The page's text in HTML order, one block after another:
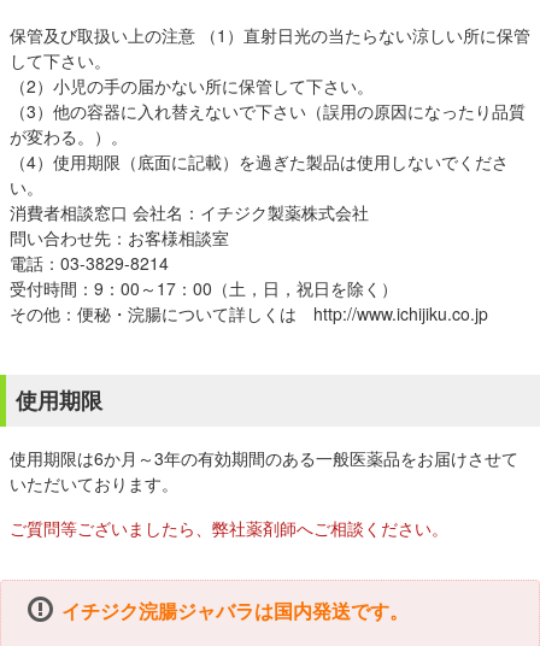
保管及び取扱い上の注意 （1）直射日光の当たらない涼しい所に保管
して下さい。
（2）小児の手の届かない所に保管して下さい。
（3）他の容器に入れ替えないで下さい（誤用の原因になったり品質
が変わる。）。
（4）使用期限（底面に記載）を過ぎた製品は使用しないでくださ
い。
消費者相談窓口 会社名：イチジク製薬株式会社
問い合わせ先：お客様相談室
電話：03-3829-8214
受付時間：9：00～17：00（土，日，祝日を除く）
その他：便秘・浣腸について詳しくは http://www.ichijiku.co.jp
使用期限
使用期限は6か月～3年の有効期間のある一般医薬品をお届けさせて
いただいております。
ご質問等ございましたら、弊社薬剤師へご相談ください。
イチジク浣腸ジャバラは国内発送です。